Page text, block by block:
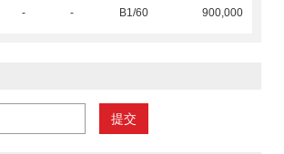
- - B1/60 900,000
提交